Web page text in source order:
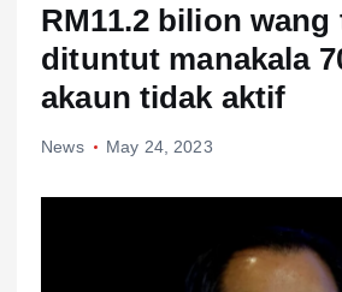
RM11.2 bilion wang
dituntut manakala
akaun tidak aktif
News May 24, 2023